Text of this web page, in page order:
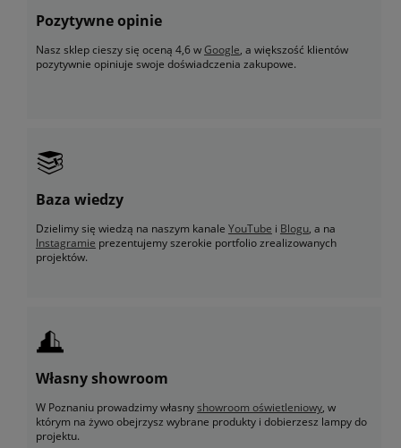
Pozytywne opinie
Nasz sklep cieszy się oceną 4,6 wGoogle, a większość klientów
pozytywnie opiniuje swoje doświadczenia zakupowe.
Baza wiedzy
Dzielimy się wiedzą na naszym kanale YouTube i Blogu, a na
Instagramie prezentujemy szerokie portfolio zrealizowanych
projektów.
Własny showroom
W Poznaniu prowadzimy własnyshowroom oświetleniowy, w
którym na żywo obejrzysz wybrane produkty i dobierzesz lampy do
projektu.